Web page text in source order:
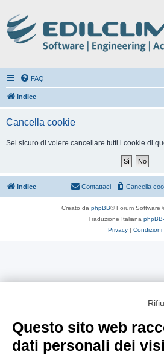
FAQ
Indice
Cancella cookie
Sei sicuro di volere cancellare tutti i cookie di
Indice Cancella
Contattaci
Creato da phpBB® Forum Software
Traduzione Italiana
Privacy | Condizioni
Questo sito web
dati personali dei